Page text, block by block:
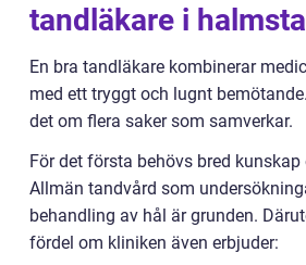
tandläkare i
En bra tandläkare kombinerar
med ett tryggt och lugnt
det om flera saker som samverkar.
För det första behövs bred
Allmän tandvård som
behandling av hål är grunden.
fördel om kliniken även erbjuder: